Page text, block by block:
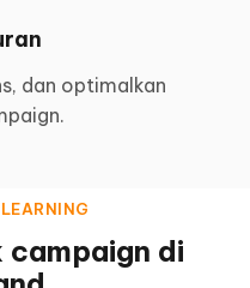
dan optimalkan
campaign di